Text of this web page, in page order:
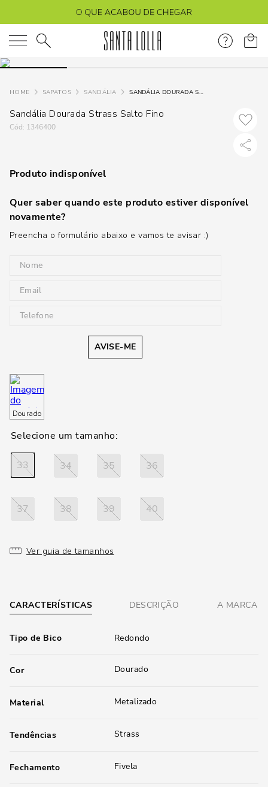
O que você está procurando?
SAPATOS SANDÁLIA SANDÁLIA DOURADA STRASS SALTO FINO
Sandália Dourada Strass Salto Fino
: 1346400
Produto indisponível
Quer saber quando este produto estiver disponível
novamente?
Preencha o formulário abaixo e vamos te avisar :)
AVISE-ME
Dourado
33 34 35 36
37 38 39 40
Ver guia de tamanhos
CARACTERÍSTICAS DESCRIÇÃO A MARCA
Tipo de Bico Redondo
Cor Dourado
Material Metalizado
Tendências Strass
Fechamento Fivela